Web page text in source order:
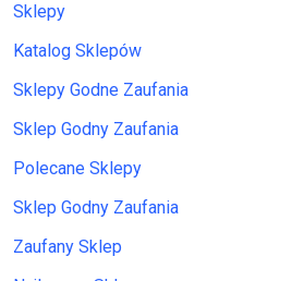
Sklepy
Katalog Sklepów
Sklepy Godne Zaufania
Sklep Godny Zaufania
Polecane Sklepy
Sklep Godny Zaufania
Zaufany Sklep